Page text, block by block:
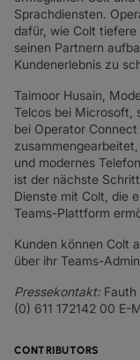
CONTRIBUTORS
Sprachdiensten.
dafür, wie Colt
seinen Partnern
Kundenerlebnis zu
Taimoor Husain,
Telcos bei Microsoft,
bei Operator
und modernes
ist der nächste
Dienste mit Colt, die
Teams-Plattform
Kunden können Colt
über ihr Teams-
Pressekontakt: Fauth
(0) 611 172142 00 E-